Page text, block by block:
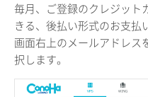
毎月、ご登録のクレジット
きる、後払い形式のお支払
画面右上のメールアドレス
択します。